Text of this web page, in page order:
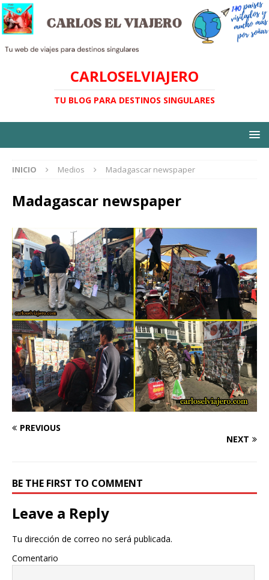
CARLOSELVIAJERO
TU BLOG PARA DESTINOS SINGULARES
INICIO Medios Madagascar newspaper
Madagascar newspaper
PREVIOUS
NEXT
BE THE FIRST TO COMMENT
Leave a Reply
Tu dirección de correo no será publicada.
Comentario